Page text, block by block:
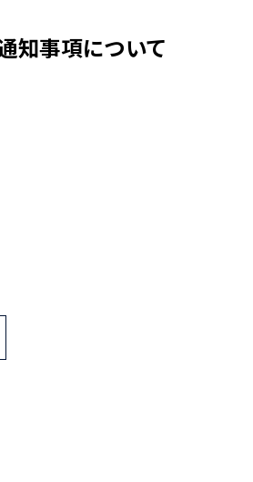
知事項について